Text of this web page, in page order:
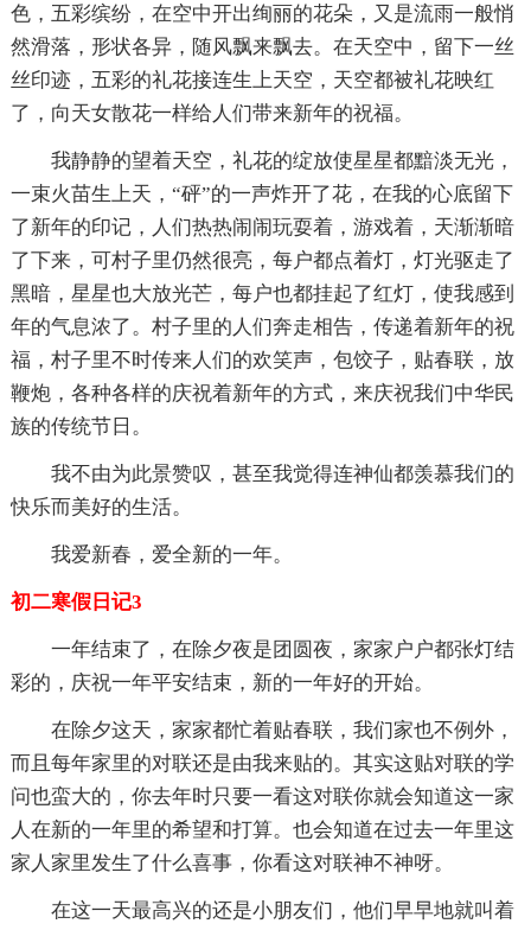
色，五彩缤纷，在空中开出绚丽的花朵，又是流雨一般悄
然滑落，形状各异，随风飘来飘去。在天空中，留下一丝
丝印迹，五彩的礼花接连生上天空，天空都被礼花映红
了，向天女散花一样给人们带来新年的祝福。
我静静的望着天空，礼花的绽放使星星都黯淡无光，
一束火苗生上天，“砰”的一声炸开了花，在我的心底留下
了新年的印记，人们热热闹闹玩耍着，游戏着，天渐渐暗
了下来，可村子里仍然很亮，每户都点着灯，灯光驱走了
黑暗，星星也大放光芒，每户也都挂起了红灯，使我感到
年的气息浓了。村子里的人们奔走相告，传递着新年的祝
福，村子里不时传来人们的欢笑声，包饺子，贴春联，放
鞭炮，各种各样的庆祝着新年的方式，来庆祝我们中华民
族的传统节日。
我不由为此景赞叹，甚至我觉得连神仙都羡慕我们的
快乐而美好的生活。
我爱新春，爱全新的一年。
初二寒假日记3
一年结束了，在除夕夜是团圆夜，家家户户都张灯结
彩的，庆祝一年平安结束，新的一年好的开始。
在除夕这天，家家都忙着贴春联，我们家也不例外，
而且每年家里的对联还是由我来贴的。其实这贴对联的学
问也蛮大的，你去年时只要一看这对联你就会知道这一家
人在新的一年里的希望和打算。也会知道在过去一年里这
家人家里发生了什么喜事，你看这对联神不神呀。
在这一天最高兴的还是小朋友们，他们早早地就叫着